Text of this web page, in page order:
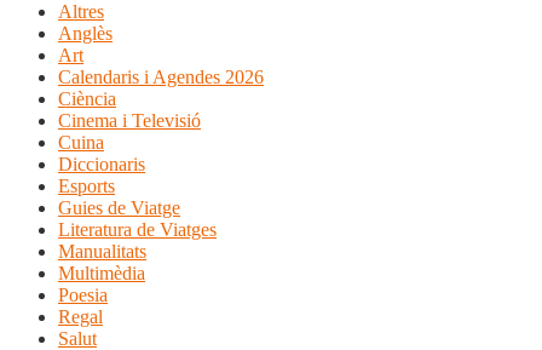
Altres
Anglès
Art
Calendaris i Agendes 2026
Ciència
Cinema i Televisió
Cuina
Diccionaris
Esports
Guies de Viatge
Literatura de Viatges
Manualitats
Multimèdia
Poesia
Regal
Salut